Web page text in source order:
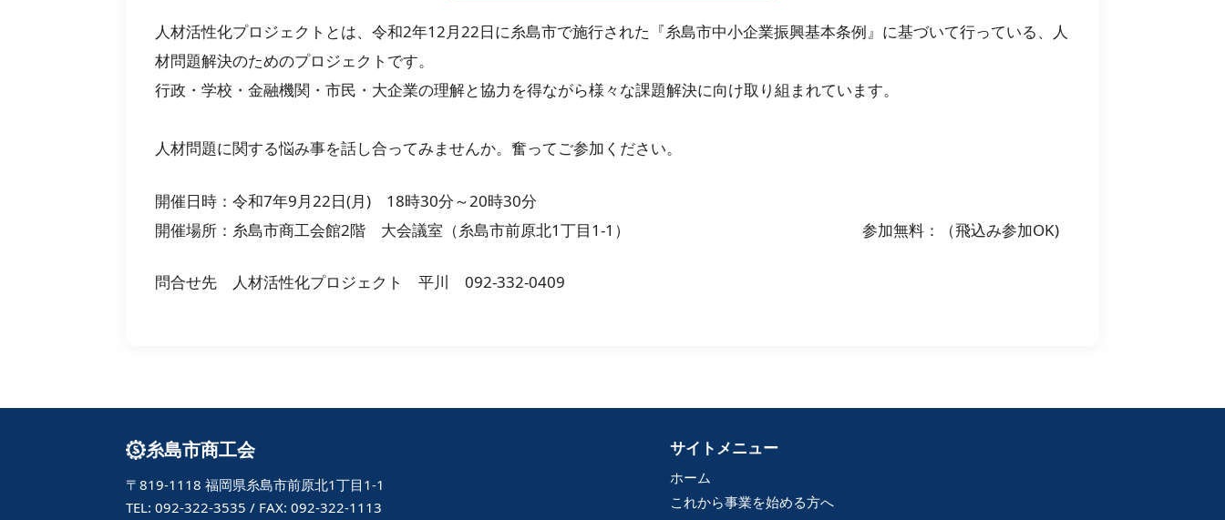
人材活性化プロジェクトとは、令和2年12月22日に糸島市で施行された『糸島市中小企業振興基本条例』に基づいて行っている、人
材問題解決のためのプロジェクトです。
行政・学校・金融機関・市民・大企業の理解と協力を得ながら様々な課題解決に向け取り組まれています。
人材問題に関する悩み事を話し合ってみませんか。奮ってご参加ください。
開催日時：令和7年9月22日(月) 18時30分～20時30分
開催場所：糸島市商工会館2階 大会議室（糸島市前原北1丁目1-1） 参加無料：（飛込み参加OK)
問合せ先 人材活性化プロジェクト 平川 092-332-0409
糸島市商工会
〒819-1118 福岡県糸島市前原北1丁目1-1
TEL: 092-322-3535 / FAX: 092-322-1113
サイトメニュー
ホーム
これから事業を始める方へ